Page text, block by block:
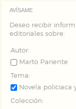
AVÍSAME
Deseo recibir
editoriales sobre:
Autor:
Marto Pariente
Tema:
Novela policiaca
Colección: